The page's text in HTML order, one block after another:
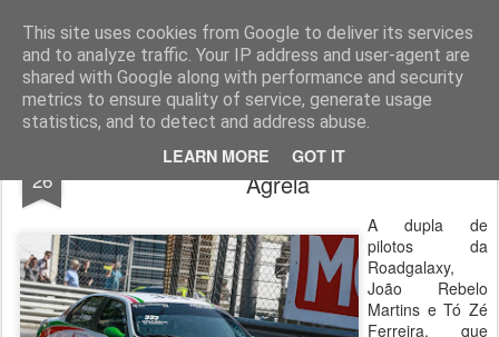
This site uses cookies from Google to deliver its services
and to analyze traffic. Your IP address and user-agent are
shared with Google along with performance and security
metrics to ensure quality of service, generate usage
statistics, and to detect and address abuse.
LEARN MORE GOT IT
ROADGALAXY - Media Center
26
Roadgalaxy quer manter 1º lugar na
Agrela
A dupla de
pilotos da
Roadgalaxy,
João Rebelo
Martins e Tó Zé
Ferreira, que